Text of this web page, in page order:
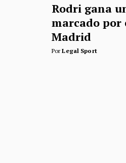
Rodri gana
marcado por
Madrid
PorLegal Sport